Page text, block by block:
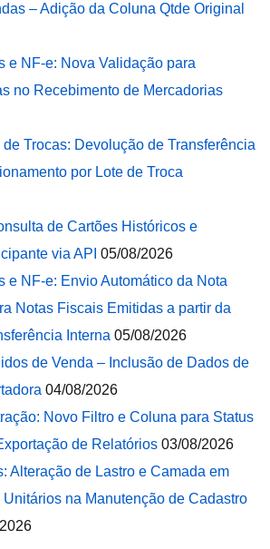
– Adição da Coluna Qtde Original
e NF-e: Nova Validação para
no Recebimento de Mercadorias
Trocas: Devolução de Transferência
por Lote de Troca
de Cartões Históricos e
via API 05/08/2026
e NF-e: Envio Automático da Nota
Notas Fiscais Emitidas a partir da
Interna 05/08/2026
de Venda – Inclusão de Dados de
04/08/2026
Novo Filtro e Coluna para Status
de Relatórios 03/08/2026
Alteração de Lastro e Camada em
Unitários na Manutenção de Cadastro